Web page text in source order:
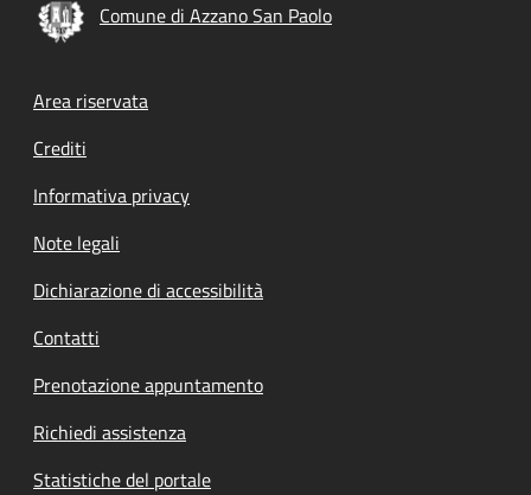
Comune di Azzano San Paolo
Footer menu
Area riservata
Crediti
Informativa privacy
Note legali
Dichiarazione di accessibilità
Contatti
Prenotazione appuntamento
Richiedi assistenza
Statistiche del portale